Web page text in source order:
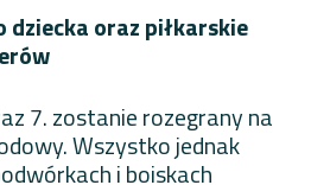
dziecka oraz piłkarskie
7. zostanie rozegrany na
Wszystko jednak
i boiskach